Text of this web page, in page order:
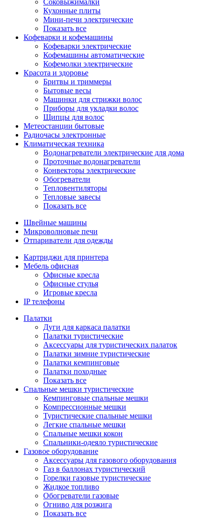
Соковыжималки
Кухонные плиты
Мини-печи электрические
Показать все
Кофеварки и кофемашины
Кофеварки электрические
Кофемашины автоматические
Кофемолки электрические
Красота и здоровье
Бритвы и триммеры
Бытовые весы
Машинки для стрижки волос
Приборы для укладки волос
Щипцы для волос
Метеостанции бытовые
Радиочасы электронные
Климатическая техника
Водонагреватели электрические для дома
Проточные водонагреватели
Конвекторы электрические
Обогреватели
Тепловентиляторы
Тепловые завесы
Показать все
Швейные машины
Микроволновые печи
Отпариватели для одежды
Картриджи для принтера
Мебель офисная
Офисные кресла
Офисные стулья
Игровые кресла
IP телефоны
Палатки
Дуги для каркаса палатки
Палатки туристические
Аксессуары для туристических палаток
Палатки зимние туристические
Палатки кемпинговые
Палатки походные
Показать все
Спальные мешки туристические
Кемпинговые спальные мешки
Компрессионные мешки
Туристические спальные мешки
Легкие спальные мешки
Спальные мешки кокон
Спальники-одеяло туристические
Газовое оборудование
Аксессуары для газового оборудования
Газ в баллонах туристический
Горелки газовые туристические
Жидкое топливо
Обогреватели газовые
Огниво для розжига
Показать все